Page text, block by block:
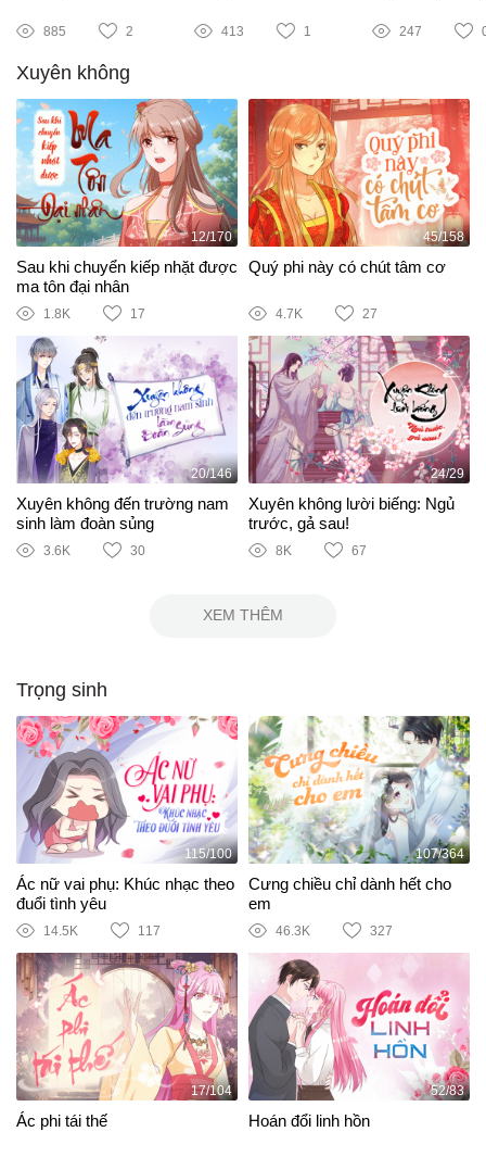
885 2 413 1 247
Xuyên không
12/170
Sau khi chuyển kiếp nhặt được
ma tôn đại nhân
1.8K 17
45/158
Quý phi này có chút tâm cơ
4.7K 27
20/146
Xuyên không đến trường nam
sinh làm đoàn sủng
3.6K 30
24/29
Xuyên không lười biếng: Ngủ
trước, gả sau!
8K 67
XEM THÊM
Trọng sinh
115/100
Ác nữ vai phụ: Khúc nhạc theo
đuổi tình yêu
14.5K 117
107/364
Cưng chiều chỉ dành hết cho
em
46.3K 327
17/104
Ác phi tái thế
52/83
Hoán đổi linh hồn